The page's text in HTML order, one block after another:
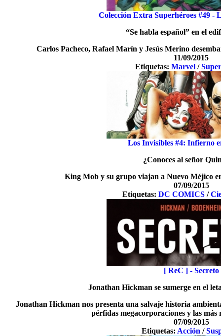
Colección Extra Superhéroes #49 -
“Se habla español” en el
Carlos Pacheco, Rafael Marín y Jesús Merino
11/09/2015
Etiquetas:Marvel /
Los Invisibles #4: Infierno
¿Conoces al señor
King Mob y su grupo viajan a Nuevo Méjico
07/09/2015
Etiquetas:DC COMICS /
[ ReC ] - Secreto
Jonathan Hickman se sumerge en el
Jonathan Hickman nos presenta una salvaje historia
pérfidas megacorporaciones y las más
07/09/2015
Etiquetas: Acción /